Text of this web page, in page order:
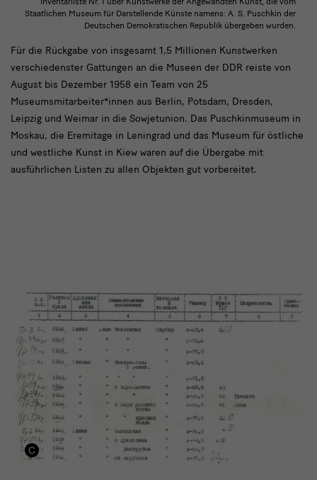
Die
sogenannte
Russische
Liste
in
der
Für die Rückgabe von insgesamt 1,5 Millionen Kunstwerken
verschiedenster Gattungen an die Museen der DDR reiste von
August bis Dezember 1958 ein Team von 25
Museumsmitarbeiter*innen aus Berlin, Potsdam, Dresden,
Leipzig und Weimar in die Sowjetunion. Das Puschkinmuseum in
Moskau, die Eremitage in Leningrad und das Museum für östliche
und westliche Kunst in Kiew waren auf die Übergabe mit
ausführlichen Listen zu allen Objekten gut vorbereitet.
Staatlichen Museum für Darstellende Künste namens: A. S. Puschkin der
Deutschen Demokratischen Republik übergeben wurden.